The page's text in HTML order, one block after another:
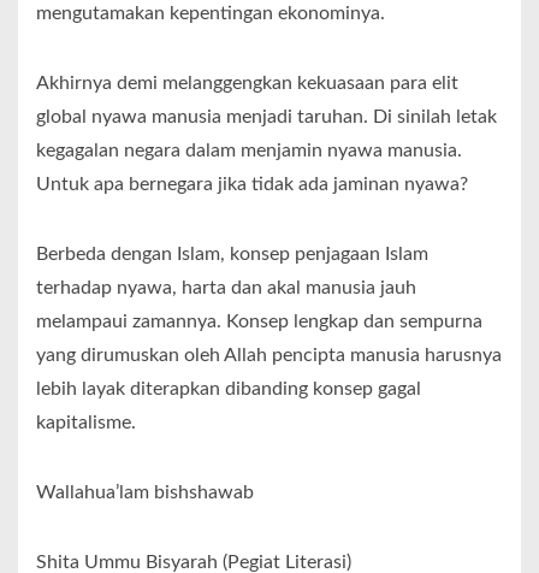
mengutamakan kepentingan ekonominya.
Akhirnya demi melanggengkan kekuasaan para elit
global nyawa manusia menjadi taruhan. Di sinilah letak
kegagalan negara dalam menjamin nyawa manusia.
Untuk apa bernegara jika tidak ada jaminan nyawa?
Berbeda dengan Islam, konsep penjagaan Islam
terhadap nyawa, harta dan akal manusia jauh
melampaui zamannya. Konsep lengkap dan sempurna
yang dirumuskan oleh Allah pencipta manusia harusnya
lebih layak diterapkan dibanding konsep gagal
kapitalisme.
Wallahua’lam bishshawab
Shita Ummu Bisyarah (Pegiat Literasi)